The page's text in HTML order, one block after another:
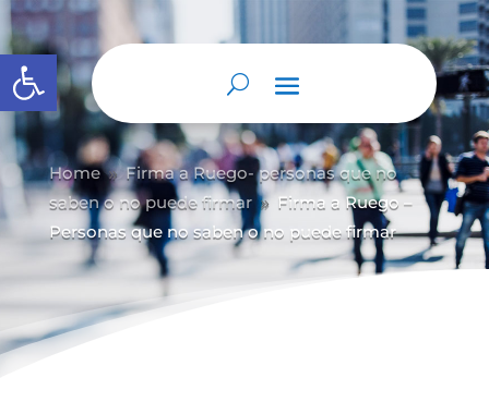
Abrir barra de herramientas
Home 9 Firma a Ruego- personas que no
saben o no puede firmar 9
Firma a Ruego –
Personas que no saben o no puede firmar